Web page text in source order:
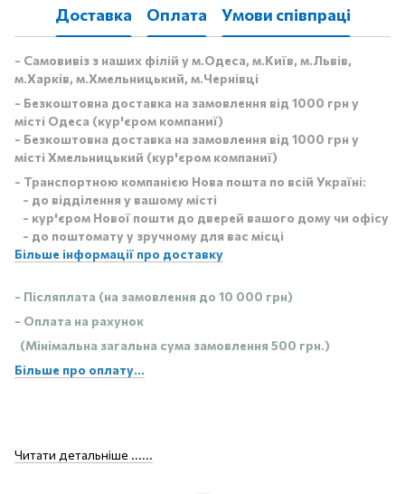
Доставка Оплата Умови співпраці
- Самовивіз з наших філій у м.Одеса, м.Київ, м.Львів,
м.Харків, м.Хмельницький, м.Чернівці
- Безкоштовна доставка на замовлення від 1000 грн у
місті Одеса (кур'єром компаниї)
- Безкоштовна доставка на замовлення від 1000 грн у
місті Хмельницький (кур'єром компаниї)
- Транспортною компанією Нова пошта по всій Україні:
- до відділення у вашому місті
- кур'єром Нової пошти до дверей вашого дому чи офісу
- до поштомату у зручному для вас місці
Більше інформації про доставку
- Післяплата (на замовлення до 10 000 грн)
- Оплата на рахунок
(Мінімальна загальна сума замовлення 500 грн.)
Більше про оплату...
Читати детальніше ......